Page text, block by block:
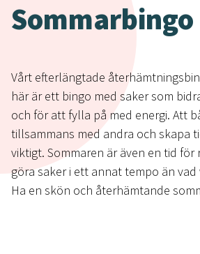
Sommarbingo
Vårt efterlängtade
här är ett bingo med saker som
och för att fylla på med energi. Att
tillsammans med andra och skapa
viktigt. Sommaren är även en tid
göra saker i ett annat tempo än
Ha en skön och återhämtande